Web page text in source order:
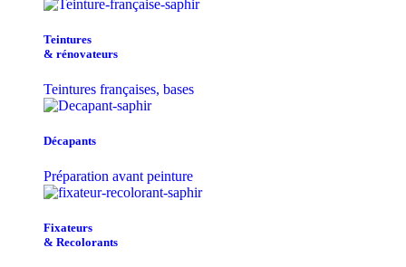
Teintu​res
& r​é​novateurs
Teintures françaises, bases
Décapants
Préparation avant peinture
Fixateurs
& Recolorants